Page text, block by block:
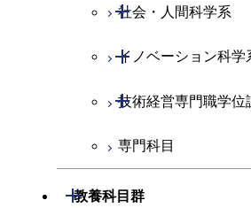
社会・人間科学系
開閉
社会・人間
イノベーション科学
開閉
イノベーシ
人間医療科
技術経営専門職学位
開閉
技術経営専
専門科目
教養科目群
開閉